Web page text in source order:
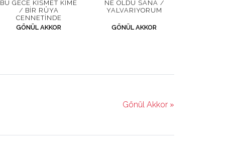
BU GECE KISMET KIME
/ BIR RÜYA
CENNETINDE
GÖNÜL AKKOR
NE OLDU SANA /
YALVARIYORUM
GÖNÜL AKKOR
Gönül Akkor »